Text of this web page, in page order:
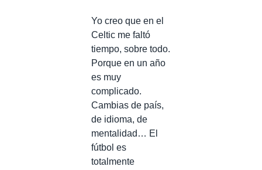
Yo creo que en el
Celtic me faltó
tiempo, sobre todo.
Porque en un año
es muy
complicado.
Cambias de país,
de idioma, de
mentalidad… El
fútbol es
totalmente